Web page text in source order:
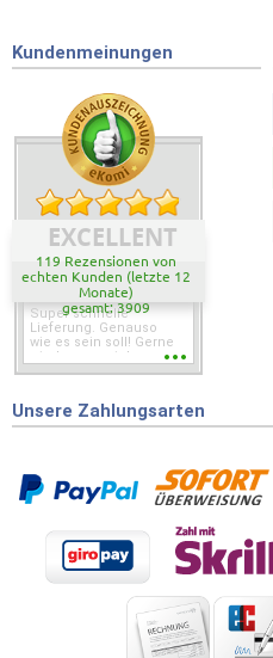
Kundenmeinungen
EXCELLENT
119 Rezensionen von
echten Kunden (letzte 12
Monate)
gesamt: 3909
Super schnelle
Lieferung. Genauso
wie es sein soll! Gerne
wieder wenn ich was
Unsere Zahlungsarten